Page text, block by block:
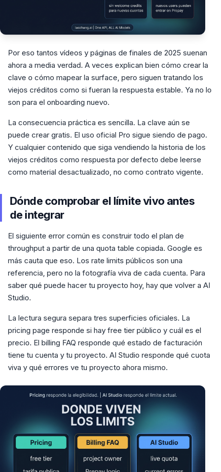
Por eso tantos vídeos y páginas de finales de 2025 suenan
ahora a media verdad. A veces explican bien cómo crear la
clave o cómo mapear la surface, pero siguen tratando los
viejos créditos como si fueran la respuesta estable. Ya no lo
son para el onboarding nuevo.
La consecuencia práctica es sencilla. La clave aún se
puede crear gratis. El uso oficial Pro sigue siendo de pago.
Y cualquier contenido que siga vendiendo la historia de los
viejos créditos como respuesta por defecto debe leerse
como material desactualizado, no como contrato vigente.
Dónde comprobar el límite vivo antes
de integrar
El siguiente error común es construir todo el plan de
throughput a partir de una quota table copiada. Google es
más cauta que eso. Los rate limits públicos son una
referencia, pero no la fotografía viva de cada cuenta. Para
saber qué puede hacer tu proyecto hoy, hay que volver a AI
Studio.
La lectura segura separa tres superficies oficiales. La
pricing page responde si hay free tier público y cuál es el
precio. El billing FAQ responde qué estado de facturación
tiene tu cuenta y tu proyecto. AI Studio responde qué cuota
viva y qué errores ve tu proyecto ahora mismo.